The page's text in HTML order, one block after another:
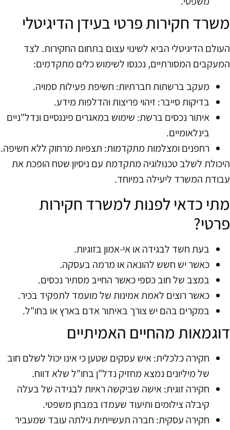
משרד חקירות פרטי בעידן הדיגיטלי
העולם הדיגיטלי הביא לשינוי עצום בתחום החקירות. לצד
המעקבים המסורתיים, נכנסו לשימוש כלים מתקדמים:
מעקב ברשתות חברתיות: חשיפת פעילות סמויה.
בדיקות סייבר: זיהוי פריצות והדלפות מידע.
איתור נכסים ברשת: שימוש במאגרים פיננסיים ונדל"ניים
בינלאומיים.
רחפנים ומצלמות מתקדמות: תצפיות מרחוק ללא חשיפה.
היכולת לשלב טכנולוגיה מתקדמת עם ניסיון שטח הופכת את
עבודת המשרד ליעילה במיוחד.
מתי כדאי לפנות למשרד חקירות
פרטי?
בעת חשד לבגידה או אי-אמון בזוגיות.
כאשר יש חשש להונאה או מרמה בעסקה.
במצב של חוב כספי כאשר החייב מסתיר נכסים.
כאשר רוצים לאמת אמינות של מועמד לתפקיד בכיר.
במקרים בהם יש צורך באיתור אדם בארץ או בחו"ל.
דוגמאות מהחיים האמיתיים
חקירה כלכלית: איש עסקים שטען כי אינו יכול לשלם חוב
של מיליונים נמצא מחזיק נדל"ן בחו"ל שלא דווח.
חקירה זוגית: אישה שביקשה ראיות לבגידה של בעלה
קיבלה צילומים ותיעוד שעמדו במבחן משפטי.
חקירה עסקית: חברה תעשייתית גילתה עובד שמעביר